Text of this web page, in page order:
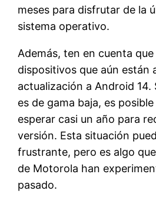
meses para disfrutar de la
sistema operativo.
Además, ten en cuenta
dispositivos que aún están
actualización a Android
es de gama baja, es
esperar casi un año para
versión. Esta situación
frustrante, pero es algo
de Motorola han
pasado.